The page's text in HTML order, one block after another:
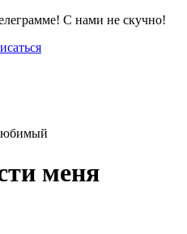
С нами не скучно!
меня